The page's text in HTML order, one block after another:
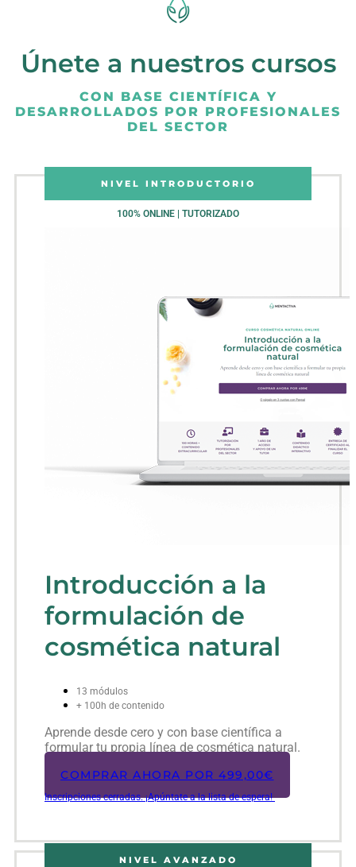
Únete a nuestros cursos
CON BASE CIENTÍFICA Y
DESARROLLADOS POR PROFESIONALES
DEL SECTOR
NIVEL INTRODUCTORIO
100% ONLINE | TUTORIZADO
Introducción a la
formulación de
cosmética natural
13 módulos
+ 100h de contenido
Aprende desde cero y con base científica a
formular tu propia línea de cosmética natural.
COMPRAR AHORA POR 499,00€
Inscripciones cerradas. ¡Apúntate a la lista de espera!
NIVEL AVANZADO